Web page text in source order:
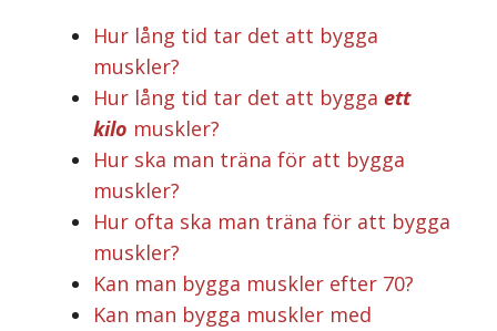
Hur lång tid tar det att bygga
muskler?
Hur lång tid tar det att bygga ett
kilo muskler?
Hur ska man träna för att bygga
muskler?
Hur ofta ska man träna för att bygga
muskler?
Kan man bygga muskler efter 70?
Kan man bygga muskler med